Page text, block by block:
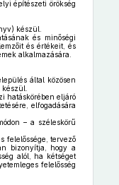
építészeti örökség
készül.
és minőségi
és értékeit, és
alkalmazására.
által közösen
hatáskörében eljáró
elfogadására
– a széleskörű
felelőssége, tervező
bizonyítja, hogy a
alól, ha kétséget
felelősség